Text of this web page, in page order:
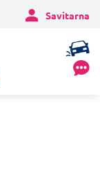
Savitarna